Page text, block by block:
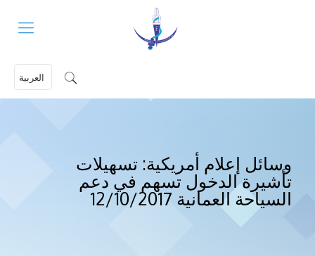
العربية
وسائل إعلام أمريكية: تسهيلات
تأشيرة الدخول تسهم في دعم
السياحة العمانية 12/10/2017